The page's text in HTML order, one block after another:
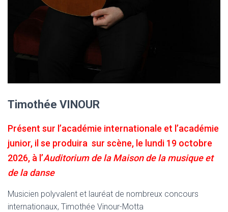
Timothée VINOUR
Présent sur l’académie internationale et l’académie
junior, il se produira sur scène, le lundi 19 octobre
2026, à l’Auditorium de la Maison de la musique et
de la danse
Musicien polyvalent et lauréat de nombreux concours
internationaux, Timothée Vinour-Motta